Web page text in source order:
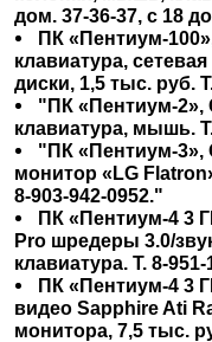
дом. 37-36-37, с 18
ПК «Пентиум-
клавиатура,
диски, 1,5 тыс. руб.
"ПК «Пентиум-2»,
клавиатура, мышь.
"ПК «Пентиум-3»,
монитор «LG
8-903-942-0952."
ПК «Пентиум-4 3
Pro шредеры 3.0/
клавиатура. Т. 8-951-
ПК «Пентиум-4 3
видео Sapphire Ati
монитора, 7,5 тыс.